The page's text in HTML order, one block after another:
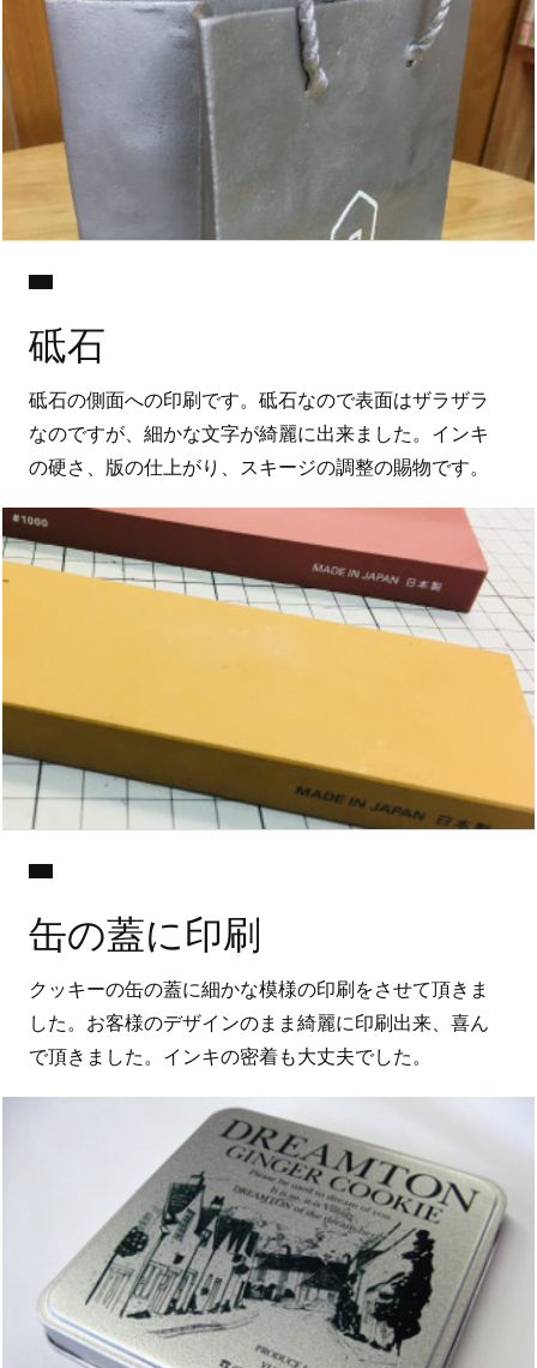
砥石
砥石の側面への印刷です。砥石なので表面はザラザラ
なのですが、細かな文字が綺麗に出来ました。インキ
の硬さ、版の仕上がり、スキージの調整の賜物です。
缶の蓋に印刷
クッキーの缶の蓋に細かな模様の印刷をさせて頂きま
した。お客様のデザインのまま綺麗に印刷出来、喜ん
で頂きました。インキの密着も大丈夫でした。